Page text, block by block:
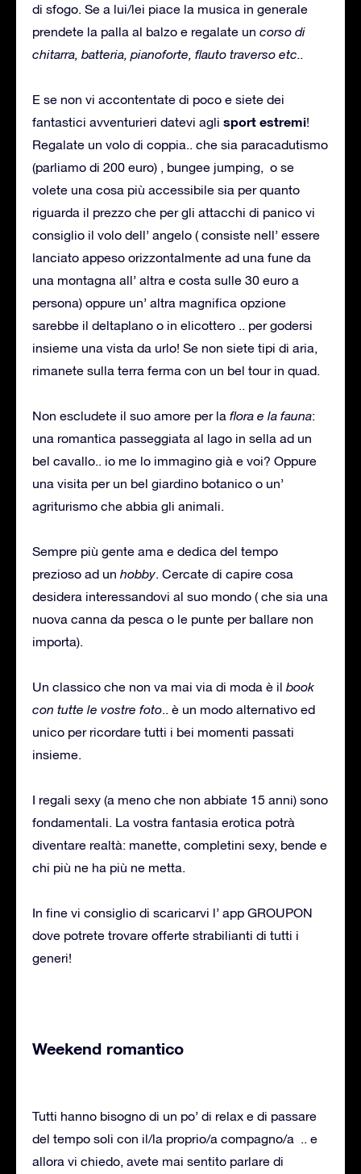
di sfogo. Se a lui/lei piace la musica in generale
prendete la palla al balzo e regalate un corso di
chitarra, batteria, pianoforte, flauto traverso etc..
E se non vi accontentate di poco e siete dei
fantastici avventurieri datevi agli sport estremi!
Regalate un volo di coppia.. che sia paracadutismo
(parliamo di 200 euro) , bungee jumping, o se
volete una cosa più accessibile sia per quanto
riguarda il prezzo che per gli attacchi di panico vi
consiglio il volo dell’ angelo ( consiste nell’ essere
lanciato appeso orizzontalmente ad una fune da
una montagna all’ altra e costa sulle 30 euro a
persona) oppure un’ altra magnifica opzione
sarebbe il deltaplano o in elicottero .. per godersi
insieme una vista da urlo! Se non siete tipi di aria,
rimanete sulla terra ferma con un bel tour in quad.
Non escludete il suo amore per la flora e la fauna:
una romantica passeggiata al lago in sella ad un
bel cavallo.. io me lo immagino già e voi? Oppure
una visita per un bel giardino botanico o un’
agriturismo che abbia gli animali.
Sempre più gente ama e dedica del tempo
prezioso ad un hobby. Cercate di capire cosa
desidera interessandovi al suo mondo ( che sia una
nuova canna da pesca o le punte per ballare non
importa).
Un classico che non va mai via di moda è il book
con tutte le vostre foto.. è un modo alternativo ed
unico per ricordare tutti i bei momenti passati
insieme.
I regali sexy (a meno che non abbiate 15 anni) sono
fondamentali. La vostra fantasia erotica potrà
diventare realtà: manette, completini sexy, bende e
chi più ne ha più ne metta.
In fine vi consiglio di scaricarvi l’ app GROUPON
dove potrete trovare offerte strabilianti di tutti i
generi!
Weekend romantico
Tutti hanno bisogno di un po’ di relax e di passare
del tempo soli con il/la proprio/a compagno/a .. e
allora vi chiedo, avete mai sentito parlare di